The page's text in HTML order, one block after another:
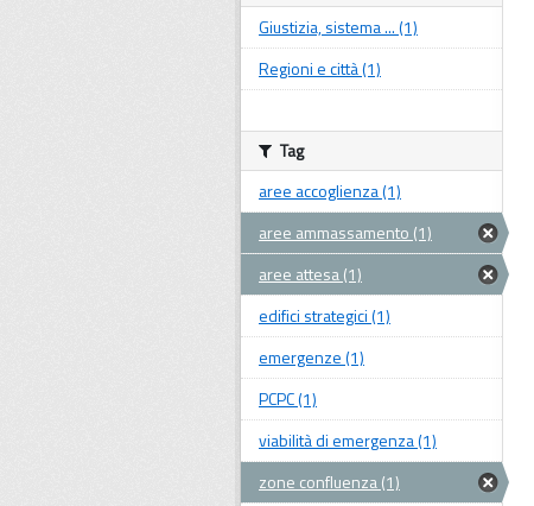
Giustizia, sistema ... (1)
Regioni e città (1)
Tag
aree accoglienza (1)
aree ammassamento (1)
aree attesa (1)
edifici strategici (1)
emergenze (1)
PCPC (1)
viabilità di emergenza (1)
zone confluenza (1)